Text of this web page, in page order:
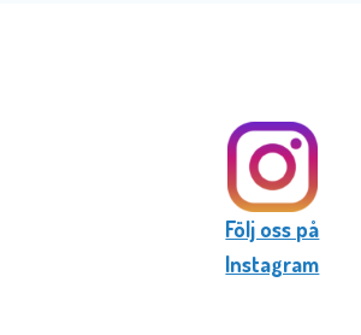
Följ oss på
Instagram